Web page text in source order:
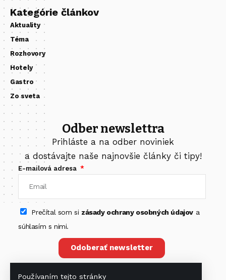
Používaním tejto stránky
Kategórie článkov
Aktuality
Téma
Rozhovory
Hotely
Gastro
Zo sveta
Odber newslettra
Prihláste a na odber noviniek
a dostávajte naše najnovšie články či tipy!
E-mailová adresa
Prečítal som si zásady ochrany osobných údajova
súhlasím s nimi.
Odoberať newsletter